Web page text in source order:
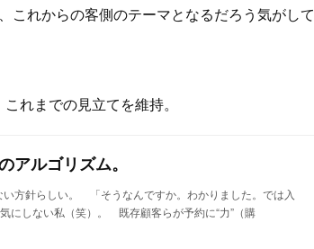
これからの客側のテーマとなるだろう気がして
れまでの見立てを維持。
アルゴリズム。
方針らしい。 「そうなんですか。わかりました。では入
にしない私（笑）。 既存顧客らが予約に“力”（購